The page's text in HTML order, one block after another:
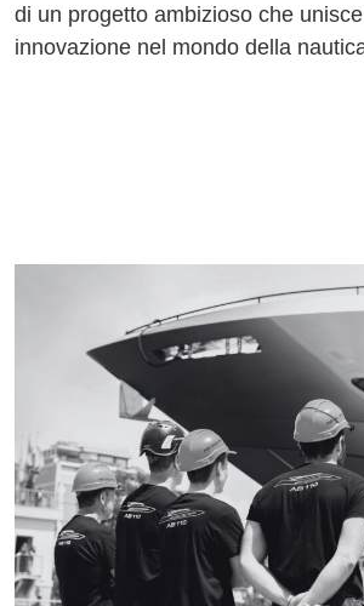
di un progetto ambizioso che
innovazione nel mondo della